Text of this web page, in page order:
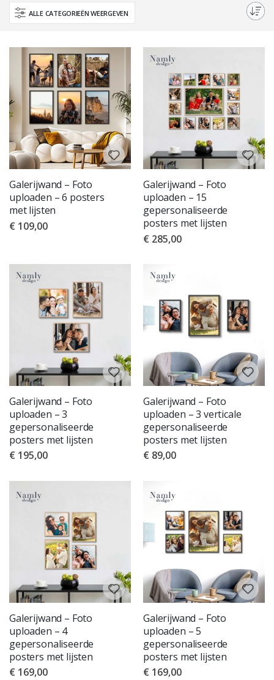
vinden.
ALLE CATEGORIEËN WEERGEVEN
Galerijwand – Foto
uploaden – 6 posters
met lijsten
€ 109,00
Galerijwand – Foto
uploaden – 15
gepersonaliseerde
posters met lijsten
€ 285,00
Galerijwand – Foto
uploaden – 3
gepersonaliseerde
posters met lijsten
€ 195,00
Galerijwand – Foto
uploaden – 3 verticale
gepersonaliseerde
posters met lijsten
€ 89,00
Galerijwand – Foto
uploaden – 4
gepersonaliseerde
posters met lijsten
€ 169,00
Galerijwand – Foto
uploaden – 5
gepersonaliseerde
posters met lijsten
€ 169,00